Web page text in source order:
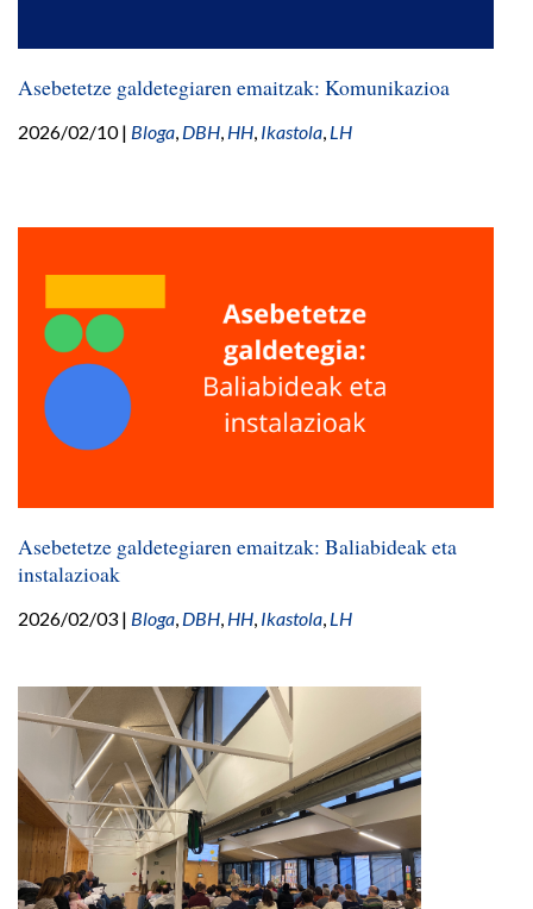
Asebetetze galdetegiaren emaitzak: Komunikazioa
2026/02/10| Bloga DBH HH Ikastola LH
Asebetetze galdetegiaren emaitzak: Baliabideak eta
instalazioak
2026/02/03 | Bloga, DBH, HH, Ikastola, LH